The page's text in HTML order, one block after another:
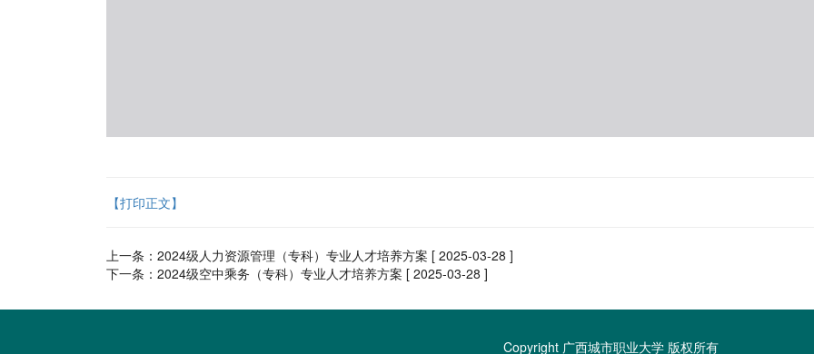
【打印正文】
上一条： 2024级人力资源管理（专科）专业人才培养方案 [ 2025-03-28 ]
下一条： 2024级空中乘务（专科）专业人才培养方案 [ 2025-03-28 ]
Copyright 广西城市职业大学 版权所有